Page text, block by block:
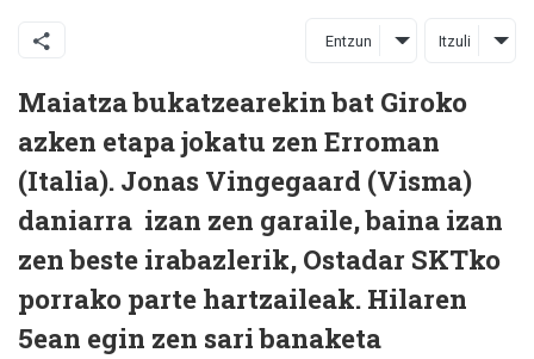
Entzun Itzuli
Maiatza bukatzearekin bat Giroko
azken etapa jokatu zen Erroman
(Italia). Jonas Vingegaard (Visma)
daniarra izan zen garaile, baina izan
zen beste irabazlerik, Ostadar SKTko
porrako parte hartzaileak. Hilaren
5ean egin zen sari banaketa